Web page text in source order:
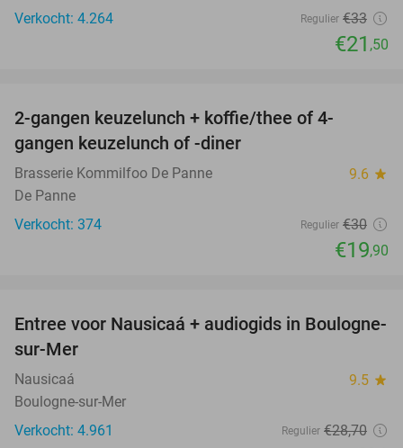
Verkocht: 4.264
Regulier €33
€21 ,50
2-gangen keuzelunch + koffie/thee of 4-
gangen keuzelunch of -diner
Brasserie Kommilfoo De Panne 9.6 star
De Panne
Verkocht: 374
Regulier €30
€19,90
27%
Entree voor Nausicaá + audiogids in Boulogne-
sur-Mer
Nausicaá 9.5 star
Boulogne-sur-Mer
Verkocht: 4.961
Regulier €28,70